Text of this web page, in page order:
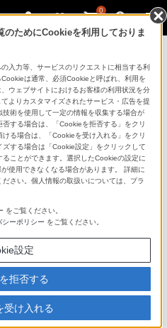
0
いいな」も
」も
のためにCookieを利用しておりま
入力等、サービスのリクエストに相当する利
は通常、必須Cookieと呼ばれ、利用を
ウェブサイトにおけるお客様の利用状況を分
よりカスタマイズされたサービス・広告を提
術を使用して一定の情報を収集する場合が
する場合は、「Cookieを拒否する」をクリ
る場合は、「Cookieを受け入れる」をクリ
する場合は「Cookie設定」をクリックして
ことができます。選択したCookieの設定に
使用できなくなる場合があります。 詳細に
さい。個人情報の取扱いについては、プラ
をご覧ください。
シーポリシー をご覧ください。
設定
拒否する
受け入れる